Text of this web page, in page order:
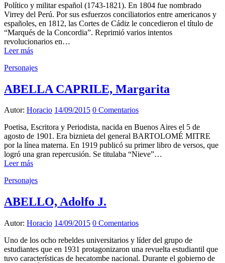
Político y militar español (1743-1821). En 1804 fue nombrado
Virrey del Perú. Por sus esfuerzos conciliatorios entre americanos y
españoles, en 1812, las Cortes de Cádiz le concedieron el título de
“Marqués de la Concordia”. Reprimió varios intentos
revolucionarios en…
Leer más
Personajes
ABELLA CAPRILE, Margarita
Autor: Horacio 14/09/2015 0 Comentarios
Poetisa, Escritora y Periodista, nacida en Buenos Aires el 5 de
agosto de 1901. Era biznieta del general BARTOLOMÉ MITRE
por la línea materna. En 1919 publicó su primer libro de versos, que
logró una gran repercusión. Se titulaba “Nieve”…
Leer más
Personajes
ABELLO, Adolfo J.
Autor: Horacio 14/09/2015 0 Comentarios
Uno de los ocho rebeldes universitarios y líder del grupo de
estudiantes que en 1931 protagonizaron una revuelta estudiantil que
tuvo características de hecatombe nacional. Durante el gobierno de